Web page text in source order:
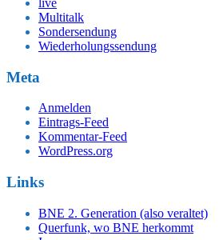
live
Multitalk
Sondersendung
Wiederholungssendung
Meta
Anmelden
Eintrags-Feed
Kommentar-Feed
WordPress.org
Links
BNE 2. Generation (also veraltet)
Querfunk, wo BNE herkommt